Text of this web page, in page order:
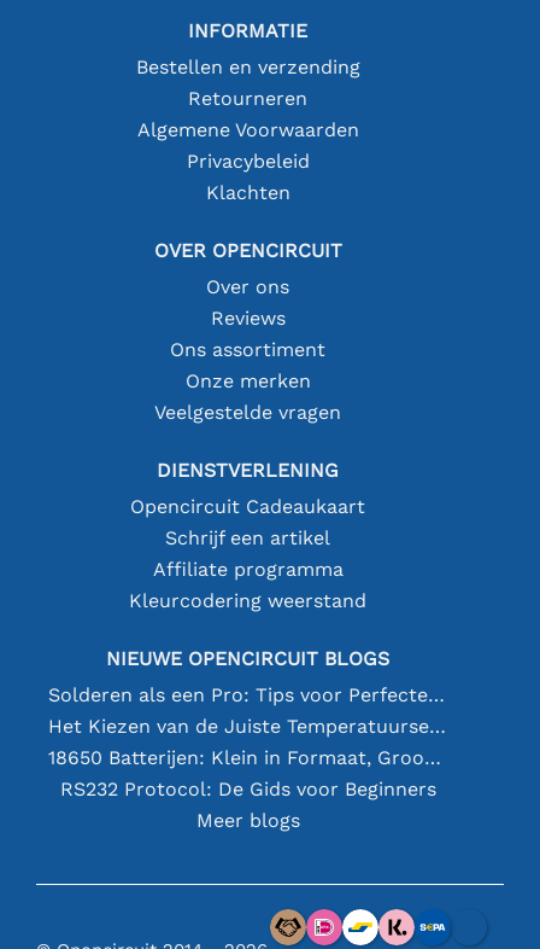
INFORMATIE
Bestellen en verzending
Retourneren
Algemene Voorwaarden
Privacybeleid
Klachten
OVER OPENCIRCUIT
Over ons
Reviews
Ons assortiment
Onze merken
Veelgestelde vragen
DIENSTVERLENING
Opencircuit Cadeaukaart
Schrijf een artikel
Affiliate programma
Kleurcodering weerstand
NIEUWE OPENCIRCUIT BLOGS
Solderen als een Pro: Tips voor Perfecte Elektronische Verbindingen
Het Kiezen van de Juiste Temperatuursensor [youtube]
18650 Batterijen: Klein in Formaat, Groot in Prestatie
RS232 Protocol: De Gids voor Beginners
Meer blogs